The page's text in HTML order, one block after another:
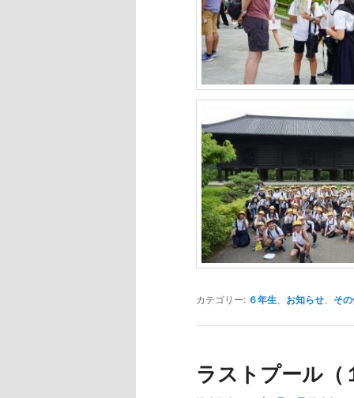
カテゴリー: ６年生 お知らせ そ
ラストプール（